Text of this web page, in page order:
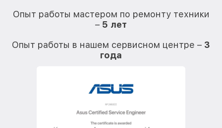
Опыт работы мастером по ремонту техники
– 5 лет
Опыт работы в нашем сервисном центре – 3
года